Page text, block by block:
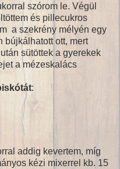
szórom le. Végül
és pillecukros
a szekrény mélyén egy
bújkálhatott ott, mert
sütöttek a gyerekek
a mézeskalács
:
addig kevertem, míg
kézi mixerrel kb. 15